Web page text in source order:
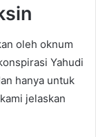
oleh oknum
Yahudi
hanya untuk
jelaskan